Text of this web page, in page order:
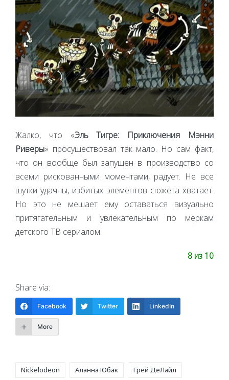
Жалко, что «Эль Тигре: Приключения Мэнни
Риверы» просуществовал так мало. Но сам факт,
что он вообще был запущен в производство со
всеми рискованными моментами, радует. Не все
шутки удачны, избитых элементов сюжета хватает.
Но это не мешает ему оставаться визуально
притягательным и увлекательным по меркам
детского ТВ сериалом.
8 из 10
Share via:
Facebook Twitter LinkedIn
More
Nickelodeon Аланна Юбак Грей ДеЛайл